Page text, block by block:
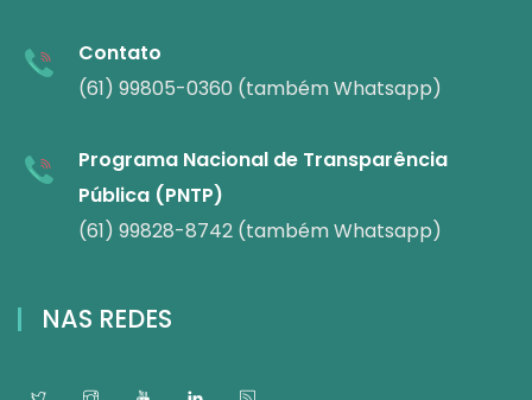
Contato
(61) 99805-0360 (também Whatsapp)
Programa Nacional de Transparência
Pública (PNTP)
(61) 99828-8742 (também Whatsapp)
NAS REDES